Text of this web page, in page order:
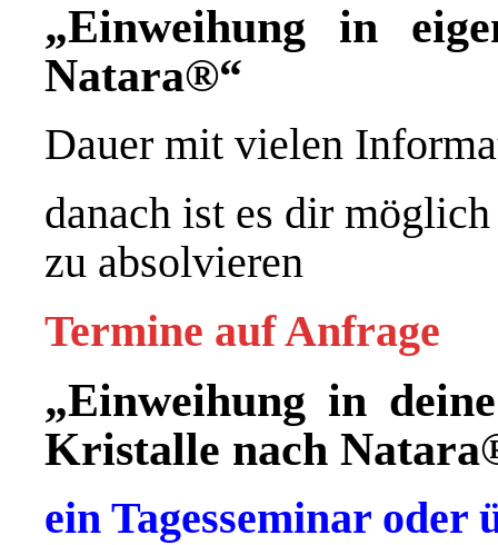
„Einweihung in
Natara®“
Dauer mit vielen
danach ist es dir
zu absolvieren
Termine auf Anfrage
„Einweihung in
Kristalle nach
ein Tagesseminar oder